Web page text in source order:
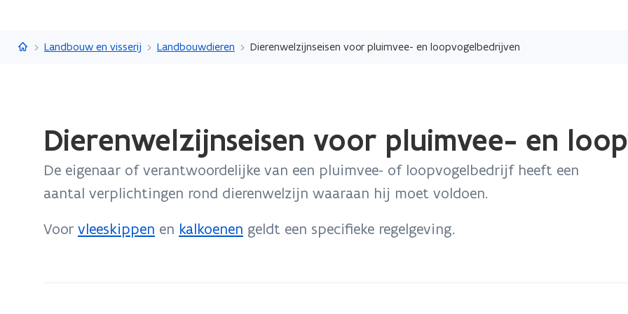
en
Vlaanderen.be
Landbouw en visserij Landbouwdieren Dierenwelzijnseisen voor pluimvee- en loopvogelbedrijven
laden.
bevindt
Dierenwelzijnseisen voor pluimvee- en
De eigenaar of verantwoordelijke van een pluimvee- of loopvogelbedrijf heeft een
aantal verplichtingen rond dierenwelzijn waaraan hij moet voldoen.
Voor vleeskippen en kalkoenen geldt een specifieke regelgeving.